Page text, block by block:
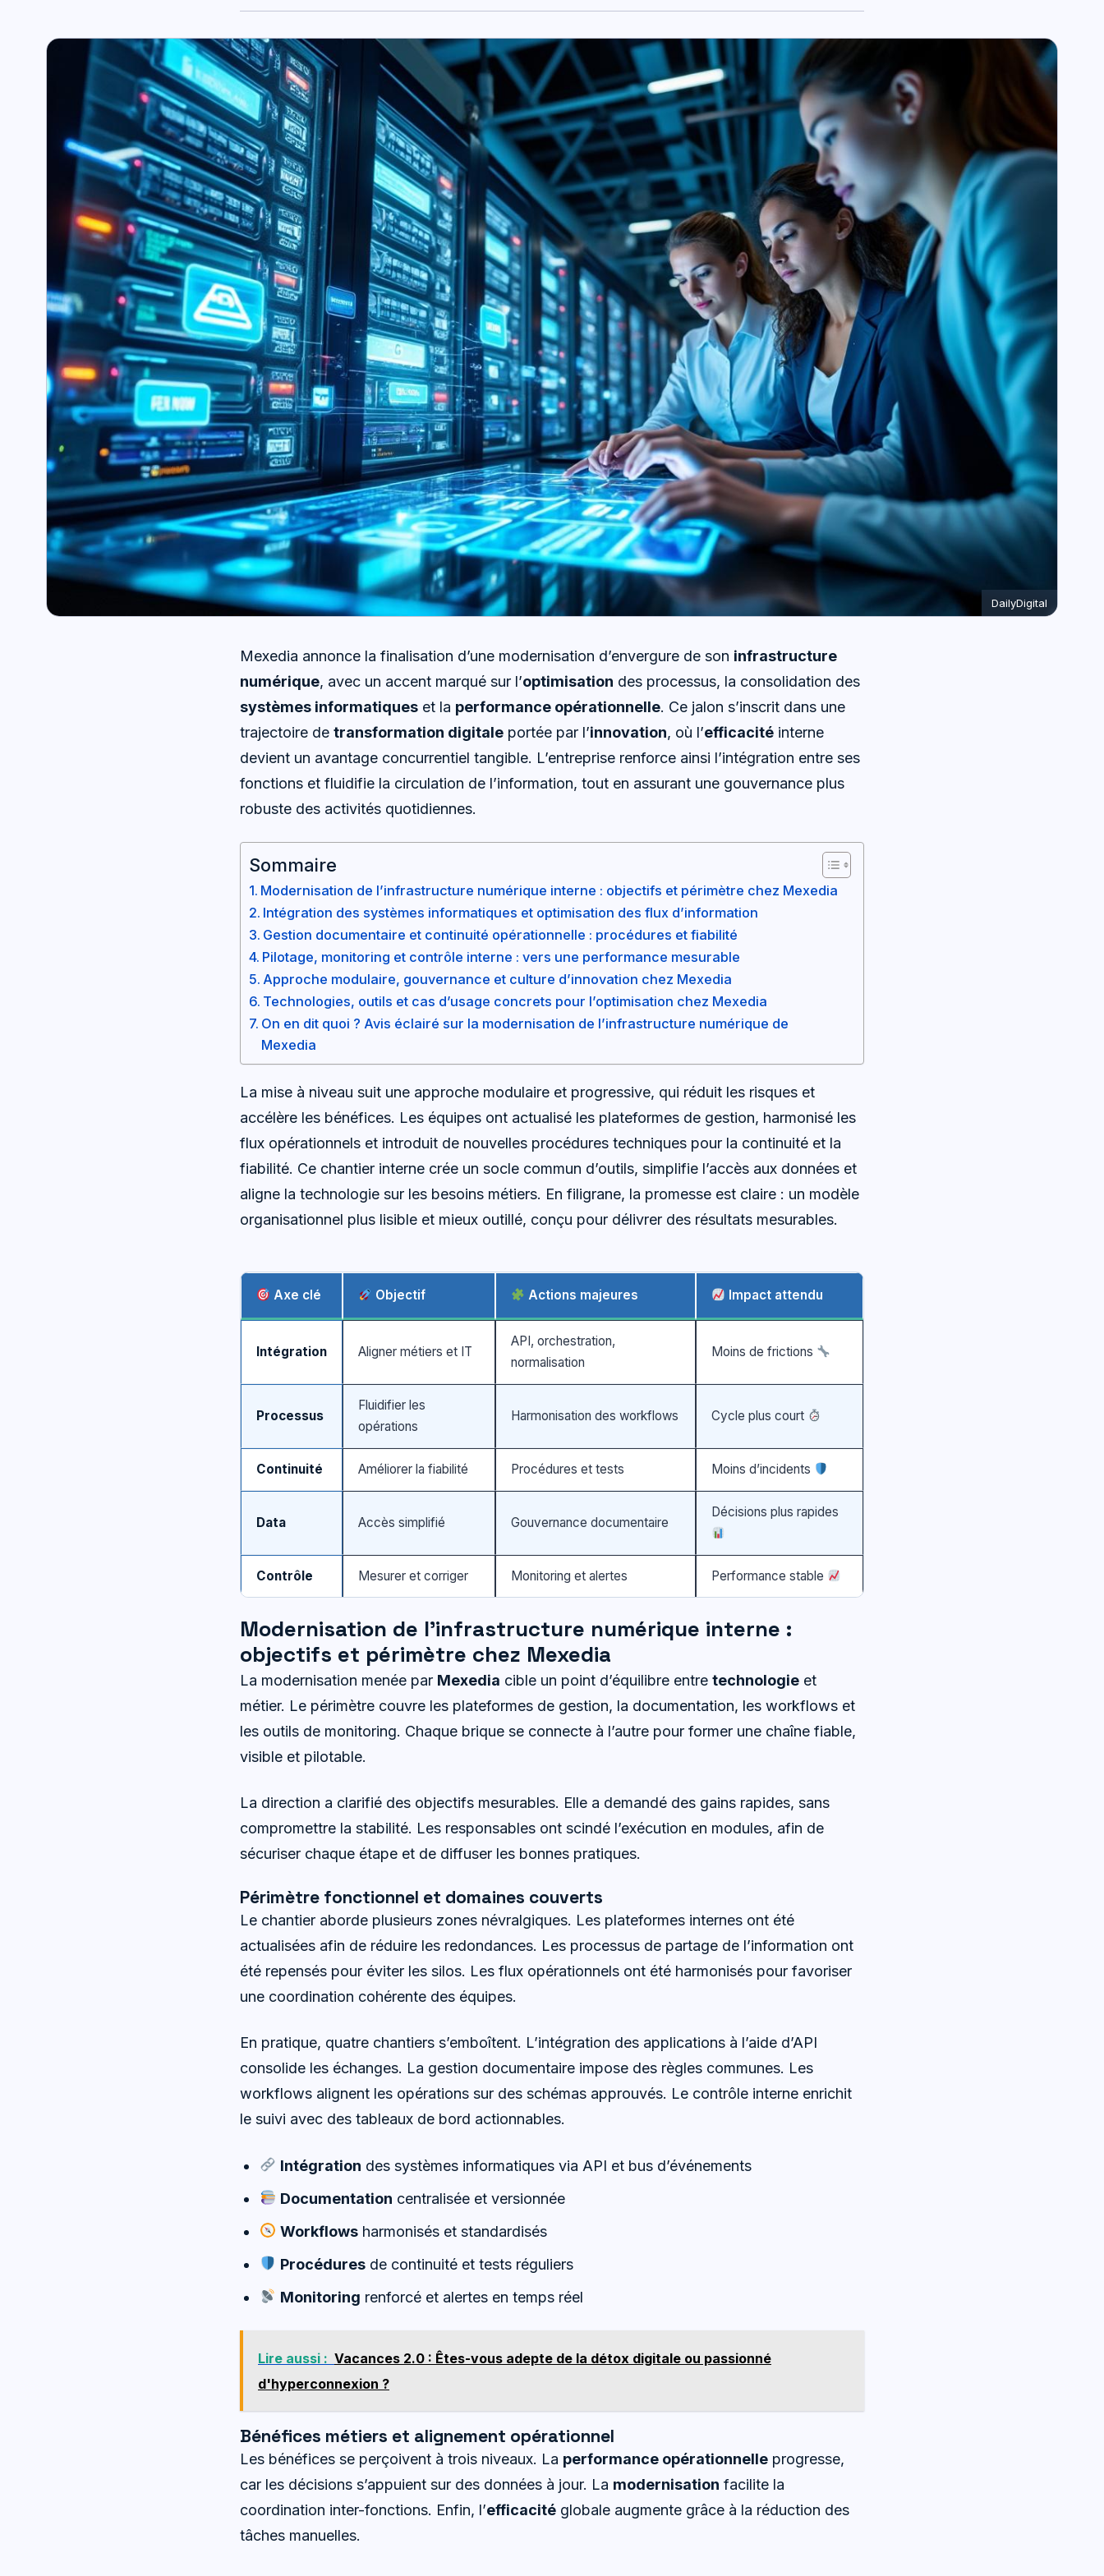
DailyDigital
Mexedia annonce la finalisation d’une modernisation d’envergure de son infrastructure
numérique, avec un accent marqué sur l’optimisation des processus, la consolidation des
systèmes informatiques et la performance opérationnelle. Ce jalon s’inscrit dans une
trajectoire de transformation digitale portée par l’innovation, où l’efficacité interne
devient un avantage concurrentiel tangible. L’entreprise renforce ainsi l’intégration entre ses
fonctions et fluidifie la circulation de l’information, tout en assurant une gouvernance plus
robuste des activités quotidiennes.
Sommaire
Modernisation de l’infrastructure numérique interne : objectifs et périmètre chez Mexedia
Intégration des systèmes informatiques et optimisation des flux d’information
Gestion documentaire et continuité opérationnelle : procédures et fiabilité
Pilotage, monitoring et contrôle interne : vers une performance mesurable
Approche modulaire, gouvernance et culture d’innovation chez Mexedia
Technologies, outils et cas d’usage concrets pour l’optimisation chez Mexedia
On en dit quoi ? Avis éclairé sur la modernisation de l’infrastructure numérique de
Mexedia
La mise à niveau suit une approche modulaire et progressive, qui réduit les risques et
accélère les bénéfices. Les équipes ont actualisé les plateformes de gestion, harmonisé les
flux opérationnels et introduit de nouvelles procédures techniques pour la continuité et la
fiabilité. Ce chantier interne crée un socle commun d’outils, simplifie l’accès aux données et
aligne la technologie sur les besoins métiers. En filigrane, la promesse est claire : un modèle
organisationnel plus lisible et mieux outillé, conçu pour délivrer des résultats mesurables.
Axe clé Objectif Actions majeures Impact attendu
Intégration Aligner métiers et IT
API, orchestration,
normalisation
Moins de frictions
Processus
Fluidifier les
opérations
Harmonisation des workflows Cycle plus court
Continuité Améliorer la fiabilité Procédures et tests Moins d’incidents
Data Accès simplifié Gouvernance documentaire
Décisions plus rapides
Contrôle Mesurer et corriger Monitoring et alertes Performance stable
Modernisation de l’infrastructure numérique interne :
objectifs et périmètre chez Mexedia
La modernisation menée par Mexedia cible un point d’équilibre entre technologie et
métier. Le périmètre couvre les plateformes de gestion, la documentation, les workflows et
les outils de monitoring. Chaque brique se connecte à l’autre pour former une chaîne fiable,
visible et pilotable.
La direction a clarifié des objectifs mesurables. Elle a demandé des gains rapides, sans
compromettre la stabilité. Les responsables ont scindé l’exécution en modules, afin de
sécuriser chaque étape et de diffuser les bonnes pratiques.
Périmètre fonctionnel et domaines couverts
Le chantier aborde plusieurs zones névralgiques. Les plateformes internes ont été
actualisées afin de réduire les redondances. Les processus de partage de l’information ont
été repensés pour éviter les silos. Les flux opérationnels ont été harmonisés pour favoriser
une coordination cohérente des équipes.
En pratique, quatre chantiers s’emboîtent. L’intégration des applications à l’aide d’API
consolide les échanges. La gestion documentaire impose des règles communes. Les
workflows alignent les opérations sur des schémas approuvés. Le contrôle interne enrichit
le suivi avec des tableaux de bord actionnables.
Intégration des systèmes informatiques via API et bus d’événements
Documentation centralisée et versionnée
Workflowsharmonisés et standardisés
Procéduresde continuité et tests réguliers
Monitoring renforcé et alertes en temps réel
Lire aussi : Vacances 2.0 : Êtes-vous adepte de la détox digitale ou passionné
d'hyperconnexion ?
Bénéfices métiers et alignement opérationnel
Les bénéfices se perçoivent à trois niveaux. La performance opérationnelle progresse,
car les décisions s’appuient sur des données à jour. La modernisation facilite la
coordination inter-fonctions. Enfin, l’efficacité globale augmente grâce à la réduction des
tâches manuelles.